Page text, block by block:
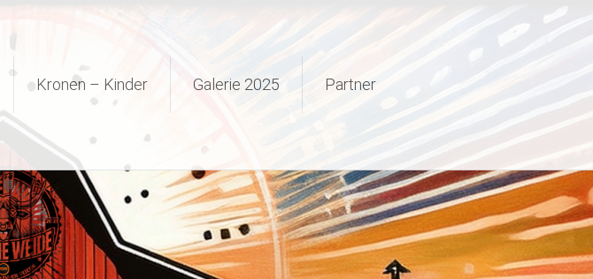
Kronen – Kinder Galerie 2025 Partner